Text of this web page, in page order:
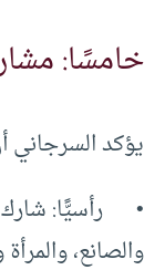
خامسًا:
يؤكد السرجاني
• رأسيًّا: شارك
والصانع،